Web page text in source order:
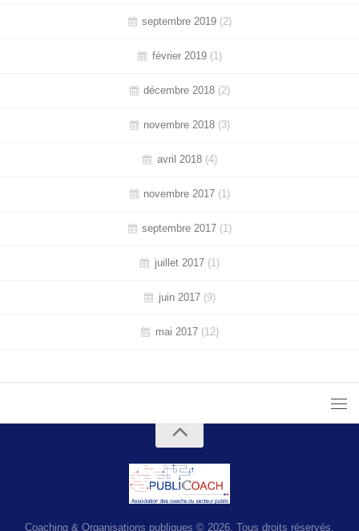
septembre 2019 (2)
février 2019(1)
décembre 2018 (2)
novembre 2018 (3)
avril 2018(4)
novembre 2017 (1)
septembre 2017 (1)
juillet 2017(1)
juin 2017(9)
mai 2017(12)
Coaching & Organisations publiques © 2026. Tous droits réservés.